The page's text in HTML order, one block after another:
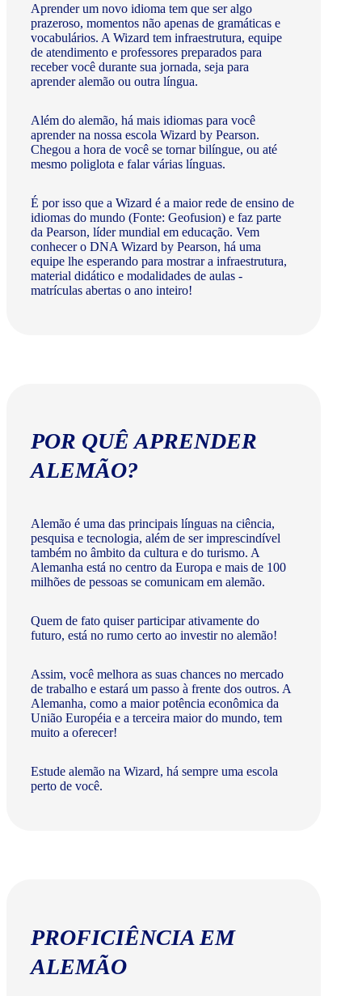
Aprender um novo idioma tem que ser algo
prazeroso, momentos não apenas de gramáticas e
vocabulários. A Wizard tem infraestrutura, equipe
de atendimento e professores preparados para
receber você durante sua jornada, seja para
aprender alemão ou outra língua.
Além do alemão, há mais idiomas para você
aprender na nossa escola Wizard by Pearson.
Chegou a hora de você se tornar bilíngue, ou até
mesmo poliglota e falar várias línguas.
É por isso que a Wizard é a maior rede de ensino de
idiomas do mundo (Fonte: Geofusion) e faz parte
da Pearson, líder mundial em educação. Vem
conhecer o DNA Wizard by Pearson, há uma
equipe lhe esperando para mostrar a infraestrutura,
material didático e modalidades de aulas -
matrículas abertas o ano inteiro!
POR QUÊ APRENDER
ALEMÃO?
Alemão é uma das principais línguas na ciência,
pesquisa e tecnologia, além de ser imprescindível
também no âmbito da cultura e do turismo. A
Alemanha está no centro da Europa e mais de 100
milhões de pessoas se comunicam em alemão.
Quem de fato quiser participar ativamente do
futuro, está no rumo certo ao investir no alemão!
Assim, você melhora as suas chances no mercado
de trabalho e estará um passo à frente dos outros. A
Alemanha, como a maior potência econômica da
União Européia e a terceira maior do mundo, tem
muito a oferecer!​
Estude alemão na Wizard, há sempre uma escola
perto de você.
PROFICIÊNCIA EM
ALEMÃO